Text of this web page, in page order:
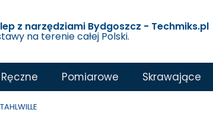
z narzędziami Bydgoszcz - Techmiks.pl
na terenie całej Polski.
Pomiarowe Skrawające